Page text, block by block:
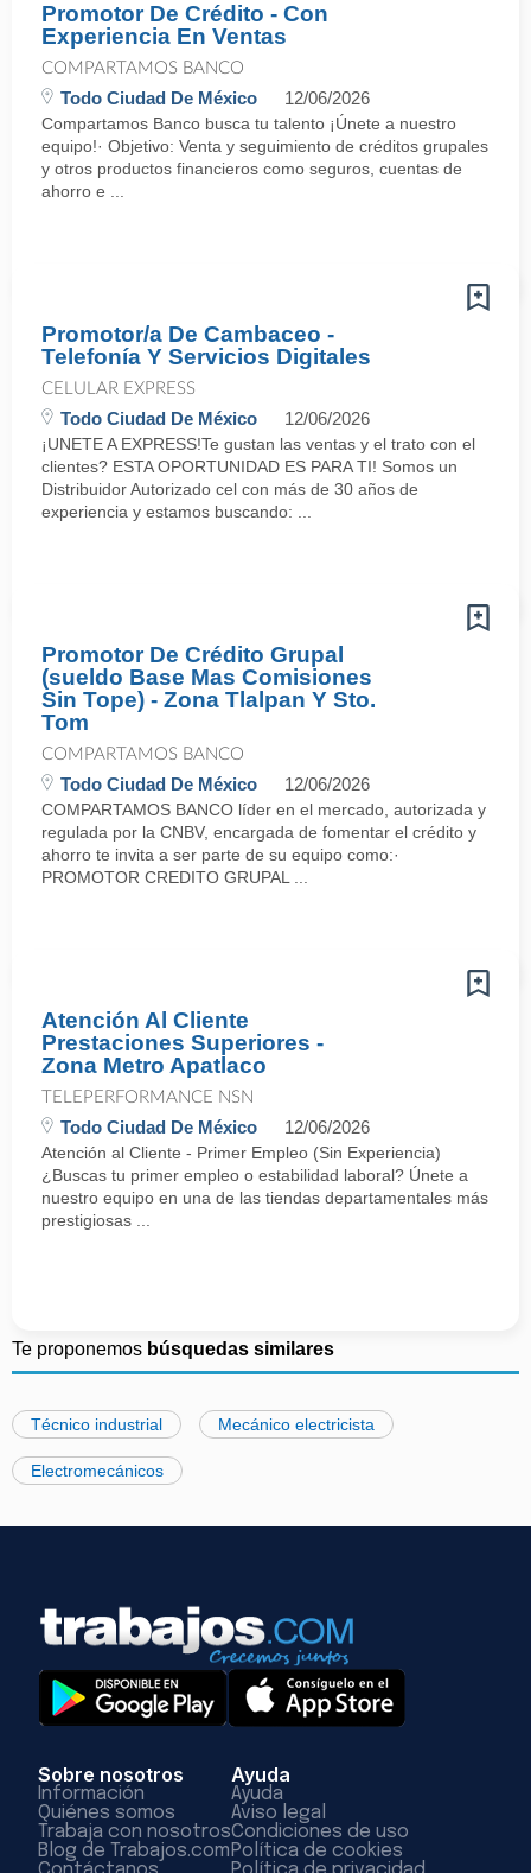
Promotor De Crédito - Con
Experiencia En Ventas
COMPARTAMOS BANCO
Todo Ciudad De México 12/06/2026
Compartamos Banco busca tu talento ¡Únete a nuestro
equipo!· Objetivo: Venta y seguimiento de créditos grupales
y otros productos financieros como seguros, cuentas de
ahorro e ...
Promotor/a De Cambaceo -
Telefonía Y Servicios Digitales
CELULAR EXPRESS
Todo Ciudad De México 12/06/2026
¡UNETE A EXPRESS!Te gustan las ventas y el trato con el
clientes? ESTA OPORTUNIDAD ES PARA TI! Somos un
Distribuidor Autorizado cel con más de 30 años de
experiencia y estamos buscando: ...
Promotor De Crédito Grupal
(sueldo Base Mas Comisiones
Sin Tope) - Zona Tlalpan Y Sto.
Tom
COMPARTAMOS BANCO
Todo Ciudad De México 12/06/2026
COMPARTAMOS BANCO líder en el mercado, autorizada y
regulada por la CNBV, encargada de fomentar el crédito y
ahorro te invita a ser parte de su equipo como:·
PROMOTOR CREDITO GRUPAL ...
Atención Al Cliente
Prestaciones Superiores -
Zona Metro Apatlaco
TELEPERFORMANCE NSN
Todo Ciudad De México 12/06/2026
Atención al Cliente - Primer Empleo (Sin Experiencia)
¿Buscas tu primer empleo o estabilidad laboral? Únete a
nuestro equipo en una de las tiendas departamentales más
prestigiosas ...
Te proponemos búsquedas similares
Técnico industrial Mecánico electricista
Electromecánicos
Sobre nosotros
Información
Quiénes somos
Trabaja con nosotros
Blog de Trabajos.com
Ayuda
Ayuda
Aviso legal
Condiciones de uso
Política de cookies